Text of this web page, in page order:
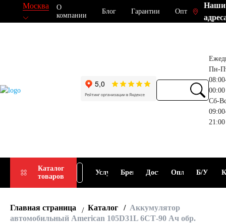
Москва
О
компании
Блог Гарантии Опт
Наши
Пн-
00:00
Сб-
21:00
Каталог
товаров
Подбор
АКБ
Услуги Бренды ДоставкаОплата Б/У
Главная страница Каталог
Аккумулятор
автомобильный American 105D31L 6СТ-90 Ач обр.